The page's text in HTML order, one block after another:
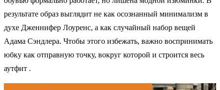
результате образ выглядит не как осознанный минимализм в
духе Дженнифер Лоуренс, а как случайный набор вещей
Адама Сэндлера. Чтобы этого избежать, важно воспринимать
юбку как отправную точку, вокруг которой и строится весь
аутфит .